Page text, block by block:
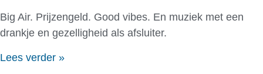
Big Air. Prijzengeld. Good vibes. En muziek met een
drankje en gezelligheid als afsluiter.
Lees verder »